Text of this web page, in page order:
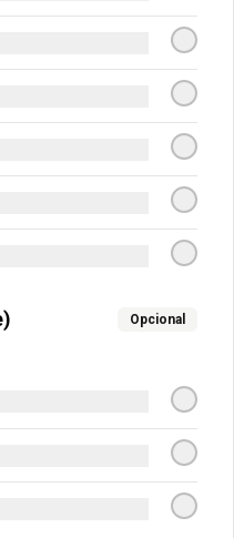
piña
de naranja exprimida y
natural de limón contiene
Opcional